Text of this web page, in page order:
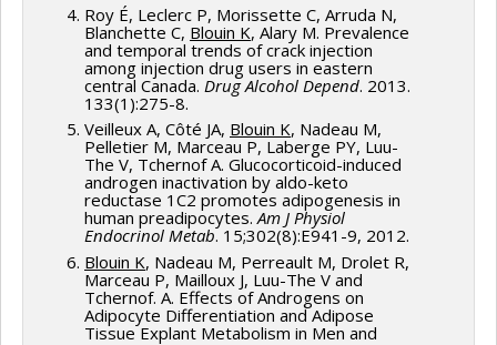
Détecter et caractériser les échecs de
traitement, en complément de la vigie
provinciale.
Roy É, Leclerc P, Morissette C, Arruda N,
Blanchette C, Blouin K, Alary M. Prevalence
and temporal trends of crack injection
among injection drug users in eastern
central Canada. Drug Alcohol Depend. 2013.
133(1):275-8.
Veilleux A, Côté JA, Blouin K, Nadeau M,
Pelletier M, Marceau P, Laberge PY, Luu-
The V, Tchernof A. Glucocorticoid-induced
androgen inactivation by aldo-keto
reductase 1C2 promotes adipogenesis in
human preadipocytes.Am J Physiol
Endocrinol Metab. 15;302(8):E941-9, 2012.
Blouin K, Nadeau M, Perreault M, Drolet R,
Marceau P, Mailloux J, Luu-The V and
Tchernof. A. Effects of Androgens on
Adipocyte Differentiation and Adipose
Tissue Explant Metabolism in Men and